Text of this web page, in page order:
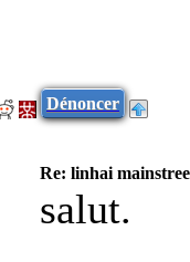
Dénoncer
Re: linhai
salut.